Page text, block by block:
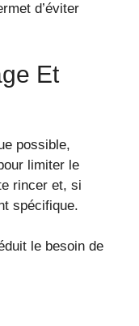
d’éviter
Et
possible,
limiter le
rincer et, si
spécifique.
le besoin de